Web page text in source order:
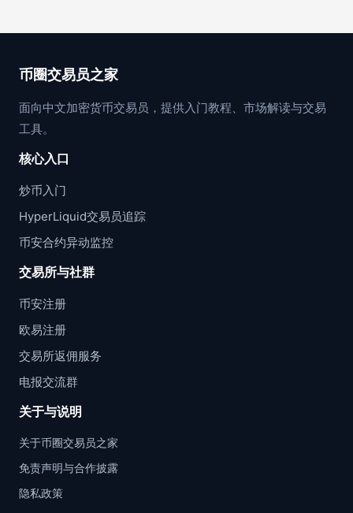
币圈交易员之家
面向中文加密货币交易员，提供入门教程、市场解读与交易
工具。
核心入口
炒币入门
HyperLiquid交易员追踪
币安合约异动监控
交易所与社群
币安注册
欧易注册
交易所返佣服务
电报交流群
关于与说明
关于币圈交易员之家
免责声明与合作披露
隐私政策